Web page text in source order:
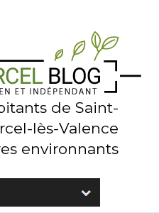
de Saint-
lès-Valence
environnants